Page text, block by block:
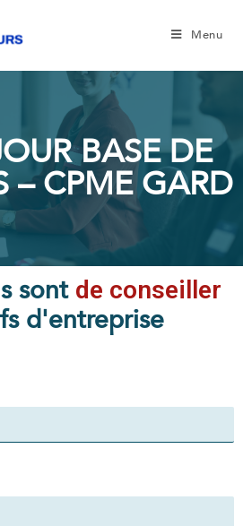
Menu
BASE DE
– CPME GARD
sont de conseiller
d'entreprise